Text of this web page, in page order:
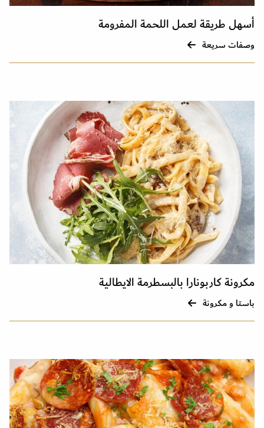
أسهل طريقة لعمل اللحمة المفرومة
وصفات سريعة
مكرونة كاربونارا بالبسطرمة الايطالية
باستا و مكرونة